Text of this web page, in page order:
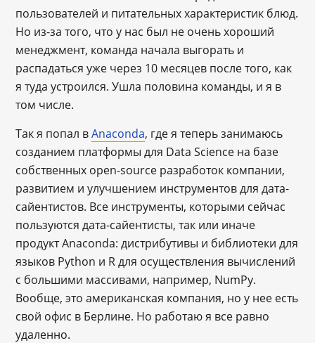
пользователей и питательных характеристик блюд.
Но из-за того, что у нас был не очень хороший
менеджмент, команда начала выгорать и
распадаться уже через 10 месяцев после того, как
я туда устроился. Ушла половина команды, и я в
том числе.
Так я попал вAnaconda, где я теперь занимаюсь
созданием платформы для Data Science на базе
собственных open-source разработок компании,
развитием и улучшением инструментов для дата-
сайентистов. Все инструменты, которыми сейчас
пользуются дата-сайентисты, так или иначе
продукт Anaconda: дистрибутивы и библиотеки для
языков Python и R для осуществления вычислений
с большими массивами, например, NumPy.
Вообще, это американская компания, но у нее есть
свой офис в Берлине. Но работаю я все равно
удаленно.